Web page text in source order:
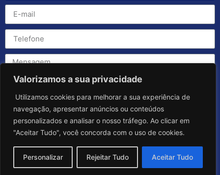
Valorizamos a sua privacidade
Utilizamos cookies para melhorar a sua experiência de
navegação, apresentar anúncios ou conteúdos
personalizados e analisar o nosso tráfego. Ao clicar em
"Aceitar Tudo", você concorda com o uso de cookies.
Personalizar Rejeitar Tudo Aceitar Tudo
Enviar